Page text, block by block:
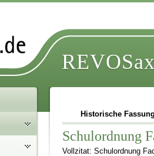
REVOSax
Historische Fassung
Schulordnung
Vollzitat: Schulordnung